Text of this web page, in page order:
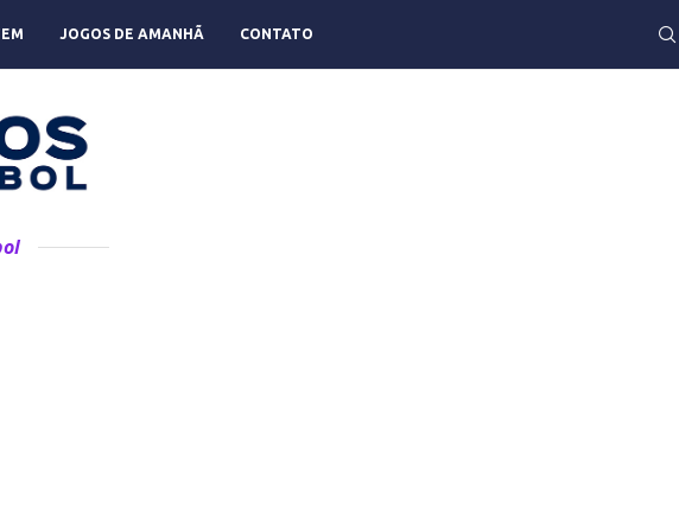
JOGOS DE AMANHÃ CONTATO